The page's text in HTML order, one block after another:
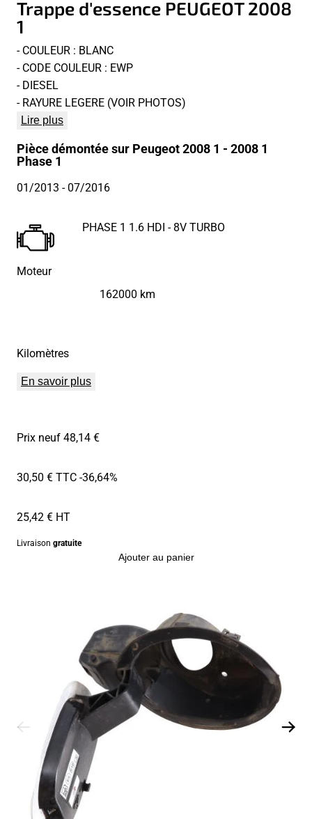
Trappe d'essence PEUGEOT 2008
1
- COULEUR : BLANC
- CODE COULEUR : EWP
- DIESEL
- RAYURE LEGERE (VOIR PHOTOS)
Lire plus
Pièce démontée sur Peugeot 2008 1 - 2008 1
Phase 1
01/2013 - 07/2016
Moteur
PHASE 1 1.6 HDI - 8V TURBO
Kilomètres
162000 km
En savoir plus
Prix neuf 48,14 €
30,50 € TTC-36,64%
25,42 € HT
Livraison gratuite
Ajouter au panier